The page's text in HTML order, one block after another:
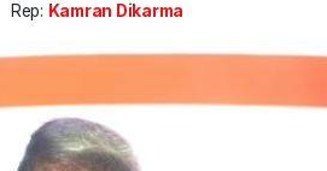
Rep: Kamran Dikarma